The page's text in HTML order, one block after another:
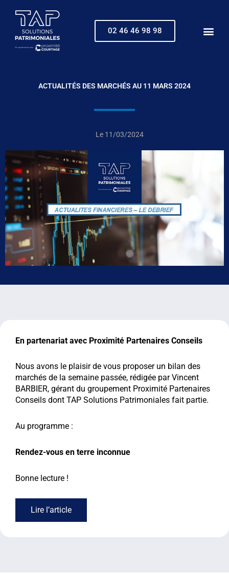
contenu
02 46 46 98 98
ACTUALITÉS DES MARCHÉS AU 11 MARS 2024
Le 11/03/2024
En partenariat avec Proximité Partenaires Conseils
Nous avons le plaisir de vous proposer un bilan des
marchés de la semaine passée, rédigée par Vincent
BARBIER, gérant du groupement Proximité Partenaires
Conseils dont TAP Solutions Patrimoniales fait partie.
Au programme :
Rendez-vous en terre inconnue
Bonne lecture !
Lire l’article